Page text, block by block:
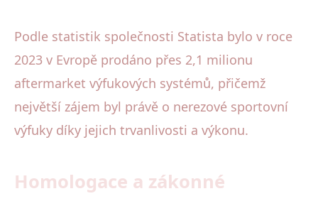
Podle statistik společnosti Statista bylo v roce
2023 v Evropě prodáno přes 2,1 milionu
aftermarket výfukových systémů, přičemž
největší zájem byl právě o nerezové sportovní
výfuky díky jejich trvanlivosti a výkonu.
Homologace a zákonné